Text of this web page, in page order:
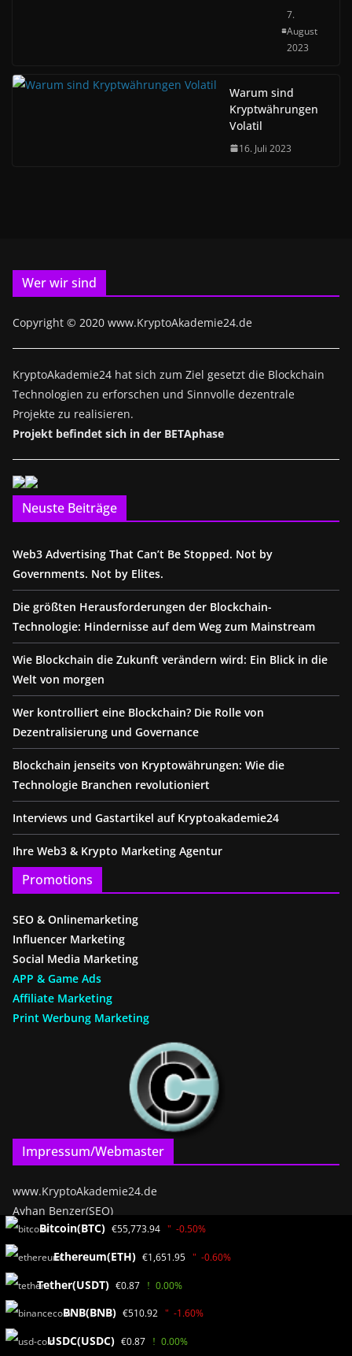
7.
August
2023
Warum sind
Kryptwährungen
Volatil
16. Juli 2023
Wer wir sind
Copyright © 2020 www.KryptoAkademie24.de
KryptoAkademie24 hat sich zum Ziel gesetzt die Blockchain
Technologien zu erforschen und Sinnvolle dezentrale
Projekte zu realisieren.
Projekt befindet sich in der BETAphase
Neuste Beiträge
Web3 Advertising That Can’t Be Stopped. Not by
Governments. Not by Elites.
Die größten Herausforderungen der Blockchain-
Technologie: Hindernisse auf dem Weg zum Mainstream
Wie Blockchain die Zukunft verändern wird: Ein Blick in die
Welt von morgen
Wer kontrolliert eine Blockchain? Die Rolle von
Dezentralisierung und Governance
Blockchain jenseits von Kryptowährungen: Wie die
Technologie Branchen revolutioniert
Interviews und Gastartikel auf Kryptoakademie24
Ihre Web3 & Krypto Marketing Agentur
Promotions
SEO & Onlinemarketing
Influencer Marketing
Social Media Marketing
APP & Game Ads
Affiliate Marketing
Print Werbung Marketing
Impressum/Webmaster
www.KryptoAkademie24.de
Ayhan Benzer(SEO)
Bäderweg 2
55838 Bad Münster a.St.
Germany / RLP
Bitcoin(BTC) €55,773.94 -0.50%
Ethereum(ETH) €1,651.95 -0.60%
Tether(USDT) €0.87 0.00%
BNB(BNB) €510.92 -1.60%
USDC(USDC) €0.87 0.00%